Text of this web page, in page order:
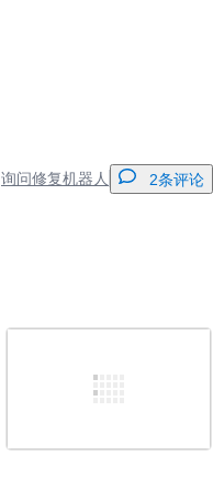
询问修复机器人 2条评论
发帖评论